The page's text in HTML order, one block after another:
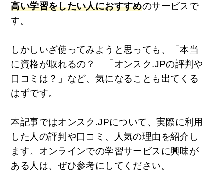
高い学習をしたい人におすすめのサービスで
す。
しかしいざ使ってみようと思っても、「本当
に資格が取れるの？」「オンスク.JPの評判や
口コミは？」など、気になることも出てくる
はずです。
本記事ではオンスク.JPについて、実際に利用
した人の評判や口コミ、人気の理由を紹介し
ます。オンラインでの学習サービスに興味が
ある人は、ぜひ参考にしてください。